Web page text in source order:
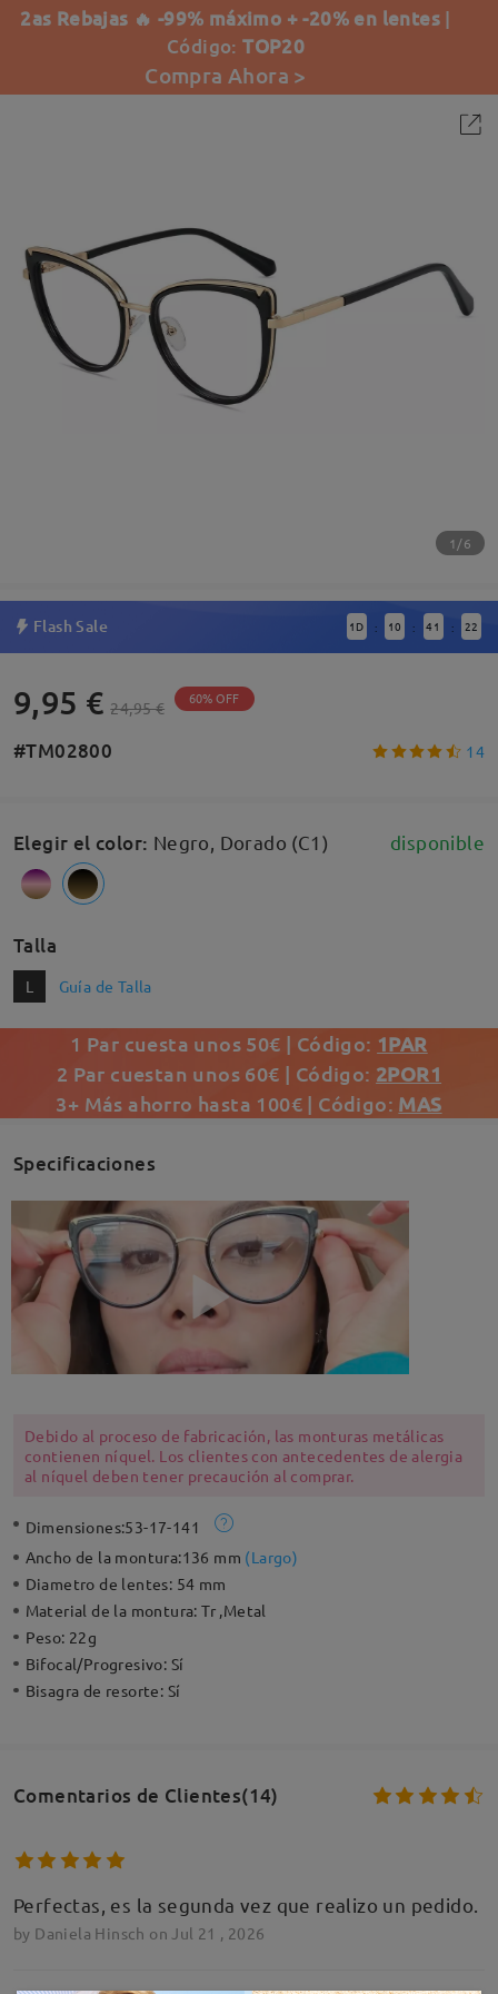
2as Rebajas 🔥 -99% máximo + -20% en lentes |
Código:TOP20
Compra Ahora >
1/6
Flash Sale 1 D : 10 : 41 : 22
9,95 € 24,95 € 60% OFF
#TM02800 14
Elegir el color: Negro, Dorado (C1) disponible
Talla
L Guía de Talla
1 Par cuesta unos 50€ | Código: 1PAR
2 Par cuestan unos 60€ | Código: 2POR1
3+ Más ahorro hasta 100€ | Código: MAS
Specificaciones
Debido al proceso de fabricación, las monturas metálicas
contienen níquel. Los clientes con antecedentes de alergia
al níquel deben tener precaución al comprar.
Dimensiones:53-17-141
Ancho de la montura:136 mm (Largo)
Diametro de lentes: 54 mm
Material de la montura:Tr ,Metal
Peso: 22g
Bifocal/Progresivo: Sí
Bisagra de resorte: Sí
Comentarios de Clientes(14)
Perfectas, es la segunda vez que realizo un pedido.
by Daniela Hinsch on Jul 21 , 2026